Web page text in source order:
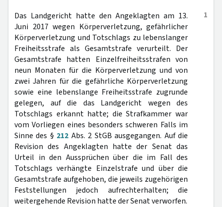
1
Das Landgericht hatte den Angeklagten am 13.
Juni 2017 wegen Körperverletzung, gefährlicher
Körperverletzung und Totschlags zu lebenslanger
Freiheitsstrafe als Gesamtstrafe verurteilt. Der
Gesamtstrafe hatten Einzelfreiheitsstrafen von
neun Monaten für die Körperverletzung und von
zwei Jahren für die gefährliche Körperverletzung
sowie eine lebenslange Freiheitsstrafe zugrunde
gelegen, auf die das Landgericht wegen des
Totschlags erkannt hatte; die Strafkammer war
vom Vorliegen eines besonders schweren Falls im
Sinne des § 212 Abs. 2 StGB ausgegangen. Auf die
Revision des Angeklagten hatte der Senat das
Urteil in den Aussprüchen über die im Fall des
Totschlags verhängte Einzelstrafe und über die
Gesamtstrafe aufgehoben, die jeweils zugehörigen
Feststellungen jedoch aufrechterhalten; die
weitergehende Revision hatte der Senat verworfen.